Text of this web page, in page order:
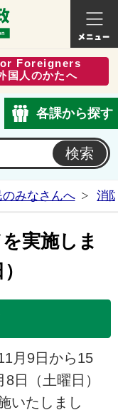
式ホームページ
くらし
Foreigners
国人のかたへ
各課から探す
のみなさんへ 消
実施しま
月9日から15
日（土曜日）
いたしまし